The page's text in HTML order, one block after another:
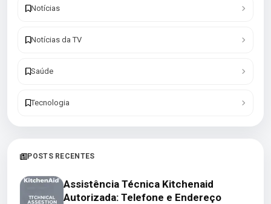
Notícias
Notícias da TV
Saúde
Tecnologia
POSTS RECENTES
Assistência Técnica Kitchenaid
Autorizada: Telefone e Endereço